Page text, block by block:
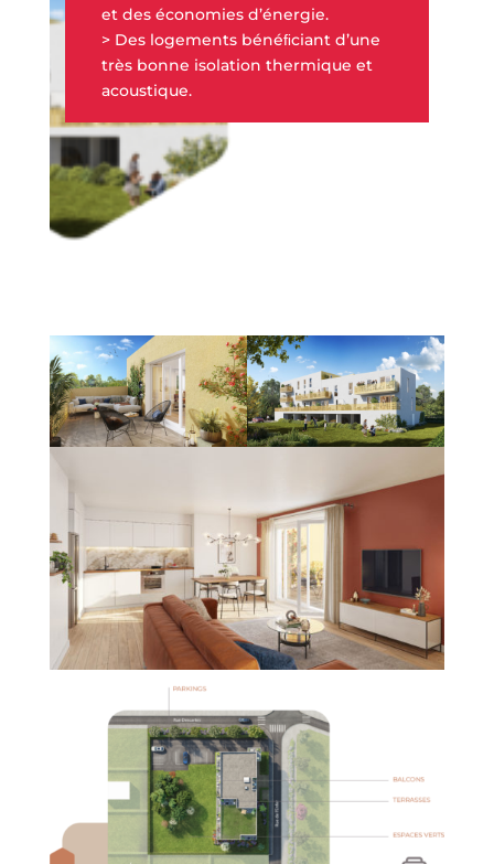
et des économies d’énergie.
> Des logements bénéﬁciant d’une
très bonne isolation thermique et
acoustique.